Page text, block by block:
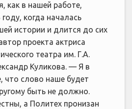
как в нашей работе,
когда началась
истории и длится до сих
проекта актриса
театра им. Г.А.
Куликова. — Я в
что слово наше будет
быть не должно.
а Политех пронизан